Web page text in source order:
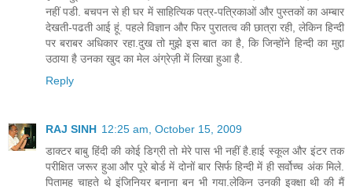
नहीं पडी. बचपन से ही घर में साहित्यिक पत्र-पत्रिकाओं और पुस्तकों का अम्बार
देखती-पढती आई हूं. पहले विज्ञान और फिर पुरातत्व की छात्रा रही, लेकिन हिन्दी
पर बराबर अधिकार रहा.दुख तो मुझे इस बात का है, कि जिन्होंने हिन्दी का मुद्दा
उठाया है उनका खुद का मेल अंग्रेज़ी में लिखा हुआ है.
Reply
RAJ SINH 12:25 am, October 15, 2009
डाक्टर बाबु हिंदी की कोई डिग्री तो मेरे पास भी नहीं है.हाई स्कूल और इंटर तक
परीक्षित जरूर हुआ और पूरे बोर्ड में दोनों बार सिर्फ हिन्दी में ही सर्वोच्च अंक मिले.
पितामह चाहते थे इंजिनियर बनाना बन भी गया.लेकिन उनकी इक्क्षा थी की मैं